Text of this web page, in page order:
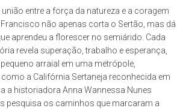
união entre a força da natureza e a coragem
Francisco não apenas corta o Sertão, mas dá
aprendeu a florescer no semiárido. Cada
revela superação, trabalho e esperança,
arraial em uma metrópole,
a Califórnia Sertaneja reconhecida em
a historiadora Anna Wannessa Nunes
pesquisa os caminhos que marcaram a